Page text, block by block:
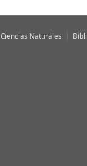
Ciencias Naturales